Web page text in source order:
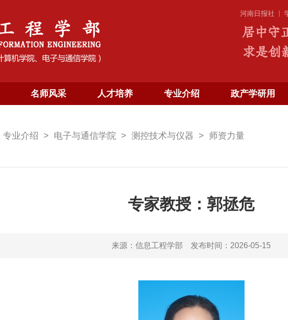
河南日报社
名师风采 人才培养 专业介绍 政产学研用
专业介绍 电子与通信学院 测控技术与仪器 师资力量
专家教授：郭拯危
来源： 信息工程学部 发布时间： 2026-05-15